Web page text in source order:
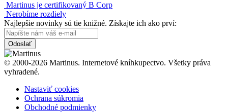
Martinus je certifikovaný B Corp
Nerobíme rozdiely
Najlepšie novinky sú tie knižné. Získajte ich ako prví:
Odoslať
© 2000-2026 Martinus. Internetové kníhkupectvo. Všetky práva
vyhradené.
Nastaviť cookies
Ochrana súkromia
Obchodné podmienky